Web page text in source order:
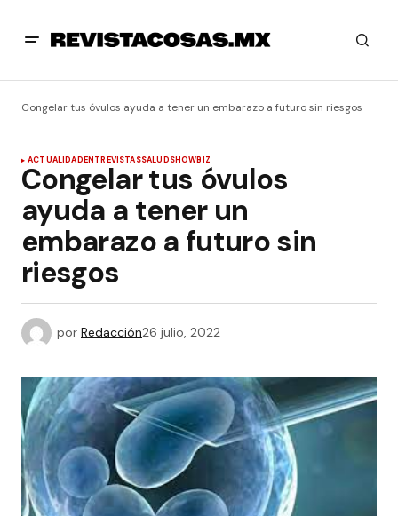
Congelar tus óvulos ayuda a tener un embarazo a futuro sin riesgos
ACTUALIDADENTREVISTASSALUDSHOWBIZ
Congelar tus óvulos
ayuda a tener un
embarazo a futuro sin
riesgos
por Redacción26 julio, 2022